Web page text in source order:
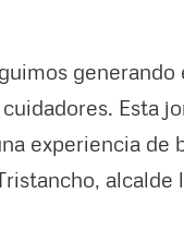
Esta
experiencia de
alcalde